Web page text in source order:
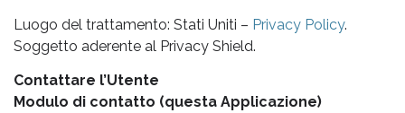
Luogo del trattamento: Stati Uniti – Privacy Policy.
Soggetto aderente al Privacy Shield.
Contattare l’Utente
Modulo di contatto (questa Applicazione)